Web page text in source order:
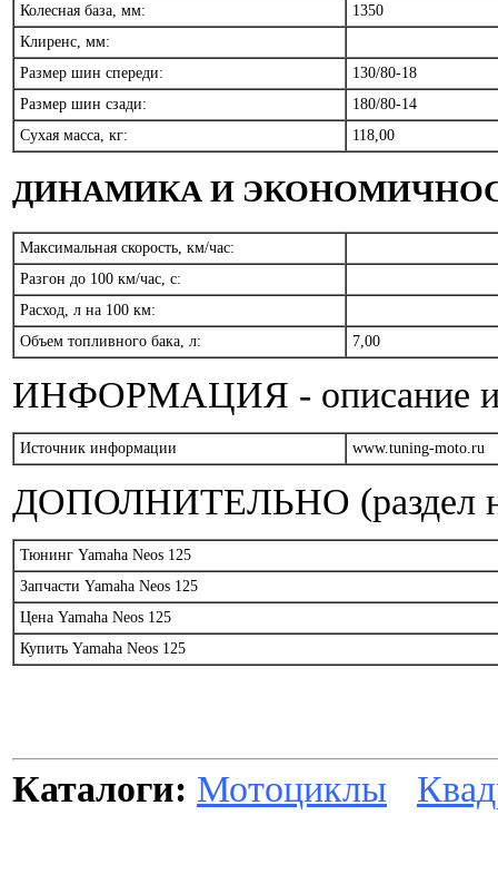
Колесная база, мм:
1350
Клиренс, мм:
Размер шин спереди:
130/80-18
Размер шин сзади:
180/80-14
Сухая масса, кг:
118,00
ДИНАМИКА И
Максимальная скорость, км/час:
Разгон до 100 км/час, с:
Расход, л на 100 км:
Объем топливного бака, л:
7,00
ИНФОРМАЦИЯ - описание и
Источник информации www.tuning-moto.ru
ДОПОЛНИТЕЛЬНО (раздел
Тюнинг Yamaha Neos 125
Запчасти Yamaha Neos 125
Цена Yamaha Neos 125
Купить Yamaha Neos 125
Каталоги: Мотоциклы